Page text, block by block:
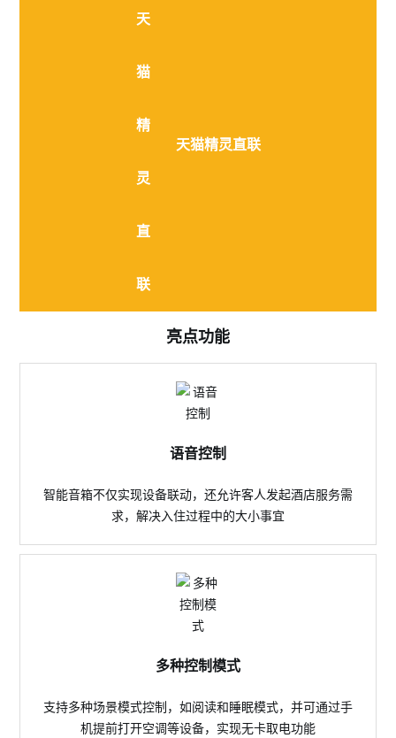
天猫精灵直联
亮点功能
语音控制
智能音箱不仅实现设备联动，还允许客人发起酒店服务需
求，解决入住过程中的大小事宜
多种控制模式
支持多种场景模式控制，如阅读和睡眠模式，并可通过手
机提前打开空调等设备，实现无卡取电功能